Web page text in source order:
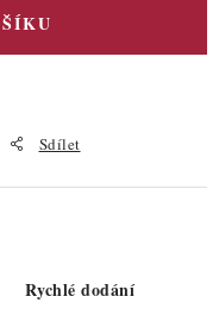
Sdílet
Rychlé dodání